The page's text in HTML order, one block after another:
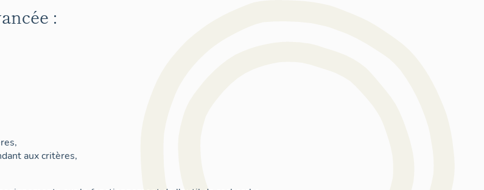
:
aux critères,